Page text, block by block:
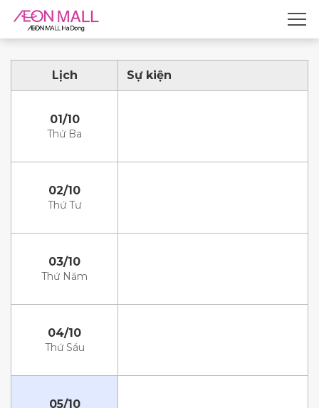
Lịch Sự kiện
01/10
Thứ Ba
02/10
Thứ Tư
03/10
Thứ Năm
04/10
Thứ Sáu
05/10